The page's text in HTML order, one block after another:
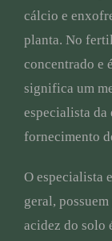
cálcio e
planta. No
concentrado e
significa um
especialista da
fornecimento
O especialista
geral,
acidez do solo